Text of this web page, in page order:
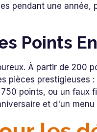
pendant une
Points
À partir de 200
pièces
points, ou un faux
et d'un